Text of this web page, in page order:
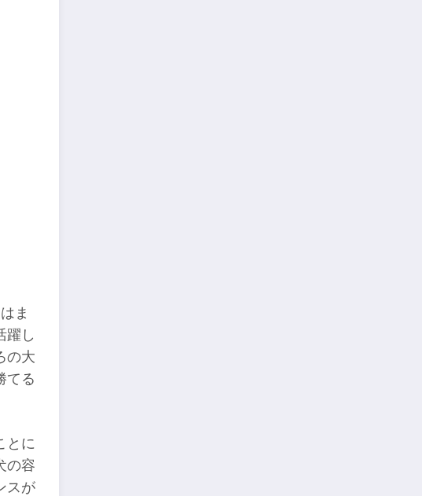
ま
躍し
の大
てる
とに
の容
スが